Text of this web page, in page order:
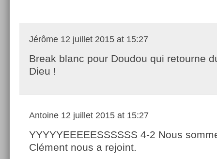
Jérôme 12 juillet 2015 at 15:27
Break blanc pour Doudou qui retourne
Dieu !
Antoine 12 juillet 2015 at 15:27
YYYYYEEEEESSSSSS 4-2 Nous
Clément nous a rejoint.